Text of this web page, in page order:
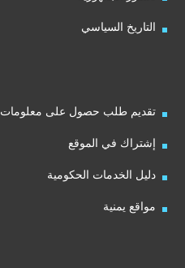
التاريخ السياسي
تقديم طلب حصول على معلومات
إشتراك في الموقع
دليل الخدمات الحكومية
مواقع يمنية